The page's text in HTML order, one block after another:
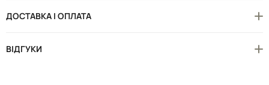
ДОСТАВКА І ОПЛАТА
ВІДГУКИ